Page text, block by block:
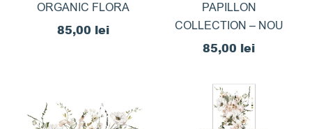
ORGANIC FLORA
85,00 lei
PAPILLON
COLLECTION – NOU
85,00 lei